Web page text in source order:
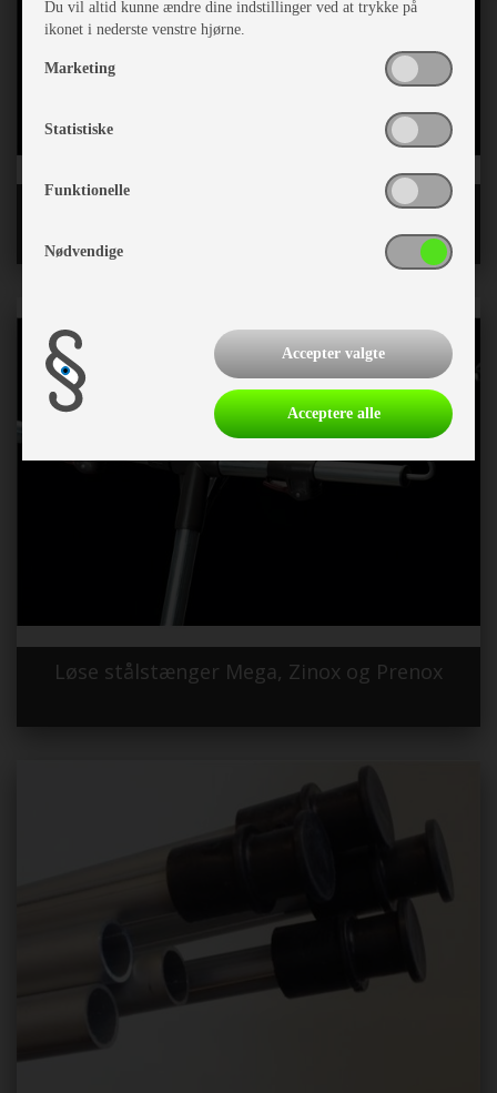
Løse letvægtsstænger CarbonX og Fiber
Løse stålstænger Mega, Zinox og Prenox
Du vil altid kunne ændre dine indstillinger ved at trykke på
ikonet i nederste venstre hjørne.
Marketing
Statistiske
Funktionelle
Nødvendige
Accepter valgte
Acceptere alle